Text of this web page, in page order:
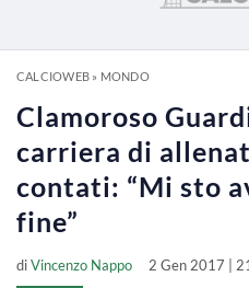
CALCIOWEB» MONDO
Clamoroso
carriera di
contati: “Mi sto
fine”
diVincenzo Nappo 2 Gen 2017 |